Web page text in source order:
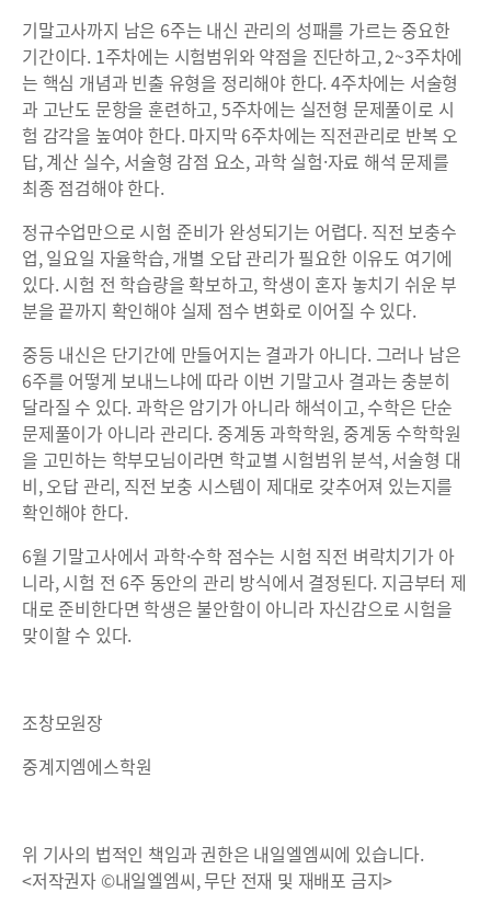
기말고사까지 남은 6주는 내신 관리의 성패를 가르는 중요한
기간이다. 1주차에는 시험범위와 약점을 진단하고, 2~3주차에
는 핵심 개념과 빈출 유형을 정리해야 한다. 4주차에는 서술형
과 고난도 문항을 훈련하고, 5주차에는 실전형 문제풀이로 시
험 감각을 높여야 한다. 마지막 6주차에는 직전관리로 반복 오
답, 계산 실수, 서술형 감점 요소, 과학 실험·자료 해석 문제를
최종 점검해야 한다.
정규수업만으로 시험 준비가 완성되기는 어렵다. 직전 보충수
업, 일요일 자율학습, 개별 오답 관리가 필요한 이유도 여기에
있다. 시험 전 학습량을 확보하고, 학생이 혼자 놓치기 쉬운 부
분을 끝까지 확인해야 실제 점수 변화로 이어질 수 있다.
중등 내신은 단기간에 만들어지는 결과가 아니다. 그러나 남은
6주를 어떻게 보내느냐에 따라 이번 기말고사 결과는 충분히
달라질 수 있다. 과학은 암기가 아니라 해석이고, 수학은 단순
문제풀이가 아니라 관리다. 중계동 과학학원, 중계동 수학학원
을 고민하는 학부모님이라면 학교별 시험범위 분석, 서술형 대
비, 오답 관리, 직전 보충 시스템이 제대로 갖추어져 있는지를
확인해야 한다.
6월 기말고사에서 과학·수학 점수는 시험 직전 벼락치기가 아
니라, 시험 전 6주 동안의 관리 방식에서 결정된다. 지금부터 제
대로 준비한다면 학생은 불안함이 아니라 자신감으로 시험을
맞이할 수 있다.
조창모원장
중계지엠에스학원
위 기사의 법적인 책임과 권한은 내일엘엠씨에 있습니다.
<저작권자 ©내일엘엠씨, 무단 전재 및 재배포 금지>